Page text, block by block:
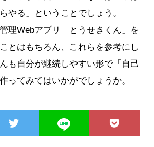
やる」ということでしょう。
理Webアプリ「とうせきくん」を
とはもちろん、これらを参考にし
も自分が継続しやすい形で「自己
ってみてはいかがでしょうか。